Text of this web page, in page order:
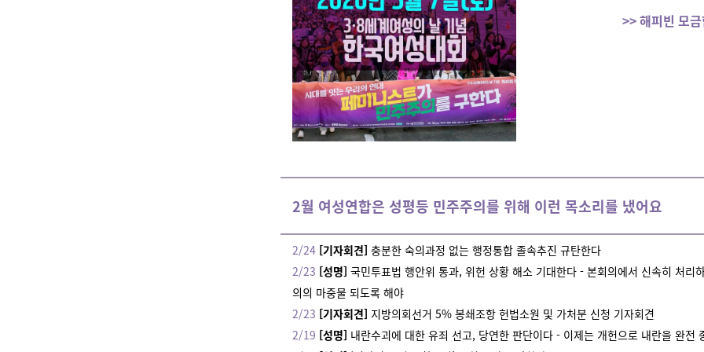
>> 해피빈 모
2월 여성연합은 성평등 민주주의를 위해 이런 목소리를 냈어요
2/24 [기자회견] 충분한 숙의과정 없는 행정통합 졸속추진 규탄한다
2/23 [성명] 국민투표법 행안위 통과, 위헌 상황 해소 기대한다 - 본회의에서 신속히 처리
의의 마중물 되도록 해야
2/23 [기자회견] 지방의회선거 5% 봉쇄조항 헌법소원 및 가처분 신청 기자회견
2/19 [성명] 내란수괴에 대한 유죄 선고, 당연한 판단이다 - 이제는 개헌으로 내란을 완전